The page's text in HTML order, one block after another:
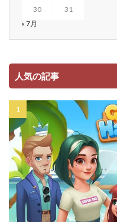
30
31
« 7月
人気の記事